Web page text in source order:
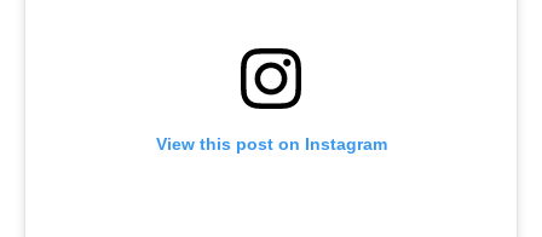
View this post on Instagram